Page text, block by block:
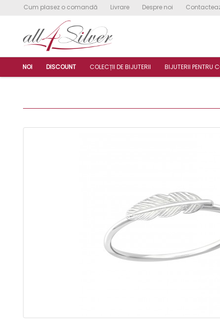
Cum plasez o comandă Livrare Despre noi
NOI DISCOUNT COLECȚII DE BIJUTERII BIJUTERII PENTRU